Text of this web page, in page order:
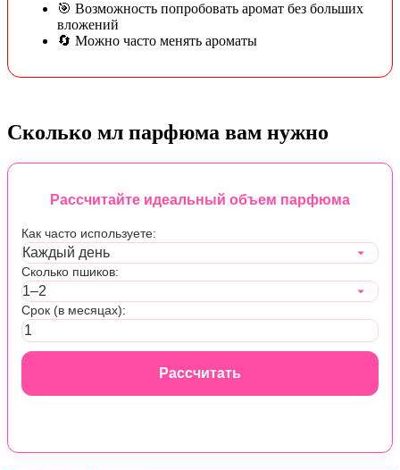
🎯 Возможность попробовать аромат без больших
вложений
🔄 Можно часто менять ароматы
Сколько мл парфюма вам нужно
Рассчитайте идеальный объем парфюма
Как часто используете:
Сколько пшиков:
Срок (в месяцах):
Рассчитать